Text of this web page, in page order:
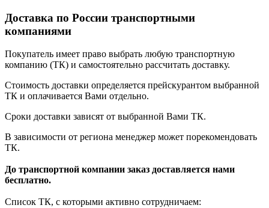
Доставка по России транспортными
компаниями
Покупатель имеет право выбрать любую транспортную
компанию (ТК) и самостоятельно рассчитать доставку.
Стоимость доставки определяется прейскурантом выбранной
ТК и оплачивается Вами отдельно.
Сроки доставки зависят от выбранной Вами ТК.
В зависимости от региона менеджер может порекомендовать
ТК.
До транспортной компании заказ доставляется нами
бесплатно.
Список ТК, с которыми активно сотрудничаем: